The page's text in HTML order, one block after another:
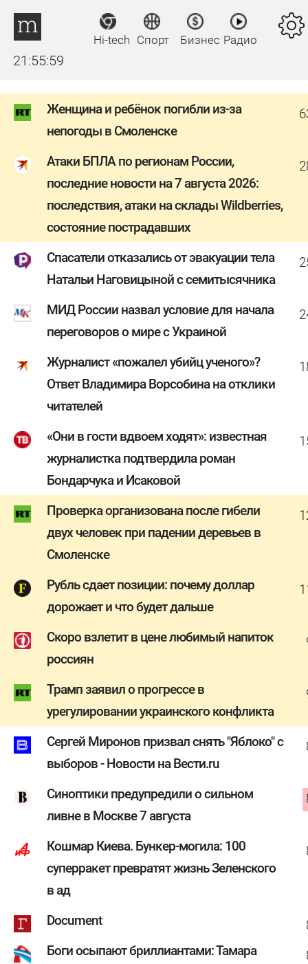
21:55:59
Hi-tech Спорт Бизнес Радио
Женщина и ребёнок погибли из-за
непогоды в Смоленске
Атаки БПЛА по регионам России,
последние новости на 7 августа 2026:
последствия, атаки на склады Wildberries,
состояние пострадавших
Спасатели отказались от эвакуации тела
Натальи Наговицыной с семитысячника
МИД России назвал условие для начала
переговоров о мире с Украиной
Журналист «пожалел убийц ученого»?
Ответ Владимира Ворсобина на отклики
читателей
«Они в гости вдвоем ходят»: известная
журналистка подтвердила роман
Бондарчука и Исаковой
Проверка организована после гибели
двух человек при падении деревьев в
Смоленске
Рубль сдает позиции: почему доллар
дорожает и что будет дальше
Скоро взлетит в цене любимый напиток
россиян
Трамп заявил о прогрессе в
урегулировании украинского конфликта
Сергей Миронов призвал снять "Яблоко" с
выборов - Новости на Вести.ru
Синоптики предупредили о сильном
ливне в Москве 7 августа
Кошмар Киева. Бункер-могила: 100
суперракет превратят жизнь Зеленского
в ад
Document
Боги осыпают бриллиантами: Тамара